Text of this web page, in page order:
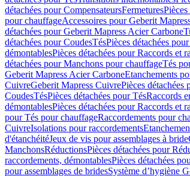
détachées pour CompensateursFermetures
pour chauffageAccessoires pour Geberit
détachées pour Geberit Mapress Acier Carbone
détachées pour CoudesTésPièces détachées
démontablesPièces détachées pour Raccords et
détachées pour Manchons pour chauffageTés
Geberit Mapress Acier CarboneEtanchements
CuivreGeberit Mapress CuivrePièces
CoudesTésPièces détachées pour TésRaccords
démontablesPièces détachées pour Raccords et
pour Tés pour chauffageRaccordements pour
CuivreIsolations pour raccordements
d'étanchéitéJeux de vis pour assemblages à bride
ManchonsRéductionsPièces détachées pour
raccordements, démontablesPièces détachées
pour assemblages de bridesSystème d’hygiène